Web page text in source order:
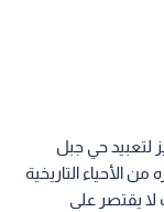
لتعبيد حي جبل
الأحياء التاريخية
لا يقتصر على